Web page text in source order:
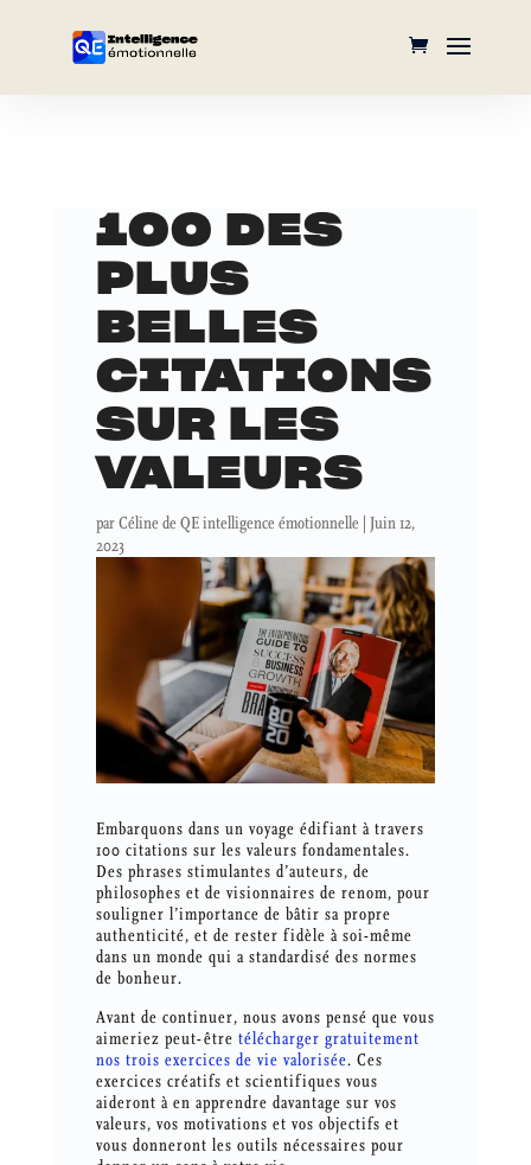
100 DES
PLUS
BELLES
CITATIONS
SUR LES
VALEURS
parCéline de QE intelligence émotionnelle Juin 12,
2023
Embarquons dans un voyage édifiant à travers
100 citations sur les valeurs fondamentales.
Des phrases stimulantes d’auteurs, de
philosophes et de visionnaires de renom, pour
souligner l’importance de bâtir sa propre
authenticité, et de rester fidèle à soi-même
dans un monde qui a standardisé des normes
de bonheur.
Avant de continuer, nous avons pensé que vous
aimeriez peut-être télécharger gratuitement
nos trois exercices de vie valorisée. Ces
exercices créatifs et scientifiques vous
aideront à en apprendre davantage sur vos
valeurs, vos motivations et vos objectifs et
vous donneront les outils nécessaires pour